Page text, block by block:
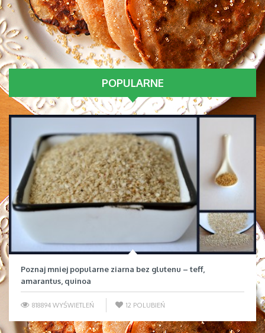
POPULARNE
Poznaj mniej popularne ziarna bez glutenu – teff,
amarantus, quinoa
818894 WYŚWIETLEŃ 12 POLUBIEŃ